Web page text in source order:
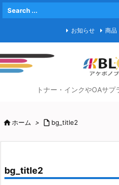
お知らせ 商品
トナー・インクやOAサ
ホーム >  bg_title2
bg_title2